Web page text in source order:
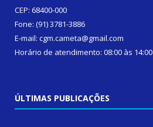
CEP: 68400-000
Fone: (91) 3781-3886
E-mail: cgm.cameta@gmail.com
Horário de atendimento: 08:00 às 14:00
ÚLTIMAS PUBLICAÇÕES